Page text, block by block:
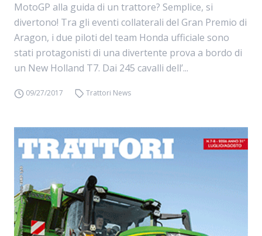
MotoGP alla guida di un trattore? Semplice, si
divertono! Tra gli eventi collaterali del Gran Premio di
Aragon, i due piloti del team Honda ufficiale sono
stati protagonisti di una divertente prova a bordo di
un New Holland T7. Dai 245 cavalli dell’...
09/27/2017 Trattori News